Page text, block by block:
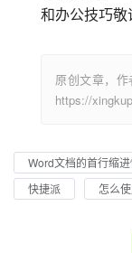
和办公技巧敬
原创文章，作
https://
Word文档的首行缩
快捷派
怎么